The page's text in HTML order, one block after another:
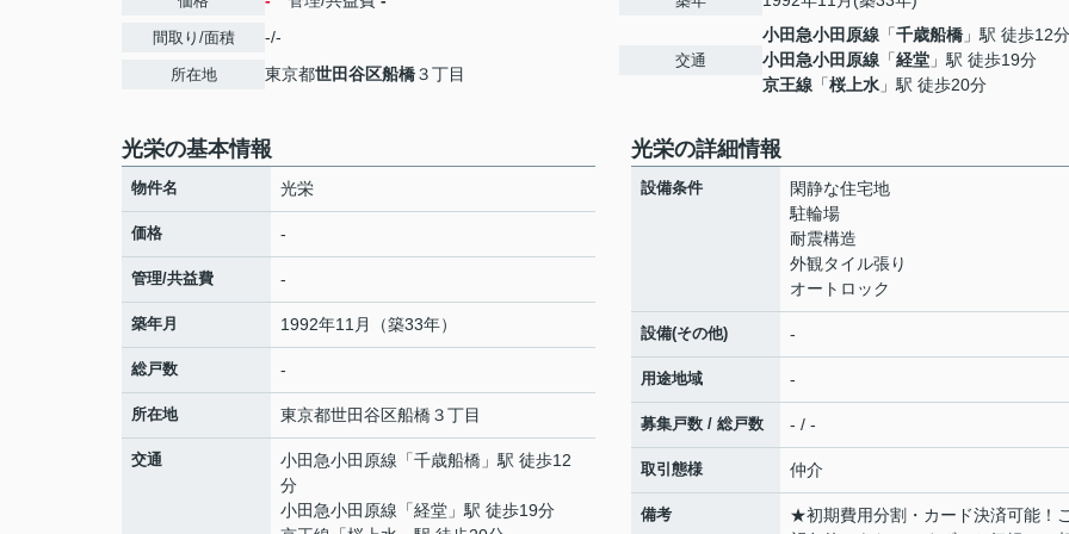
間取り/面積 -/-
所在地 東京都世田谷区船橋３丁目
交通
小田急小田原線 「千歳船橋 」駅 徒歩12分
小田急小田原線 「経堂 」駅 徒歩19分
京王線 「桜上水 」駅 徒歩20分
光栄の基本情報
物件名 光栄
価格 -
管理/共益費 -
築年月 1992年11月（築33年）
総戸数 -
所在地 東京都世田谷区船橋３丁目
交通 小田急小田原線 「千歳船橋 」駅 徒歩12
分
小田急小田原線 「経堂 」駅 徒歩19分
光栄の詳細情報
設備条件
閑静な住宅地
駐輪場
耐震構造
外観タイル張り
オートロック
設備(その他) -
用途地域 -
募集戸数 / 総戸数 - / -
取引態様 仲介
備考
★初期費用分割・カード決済可能！